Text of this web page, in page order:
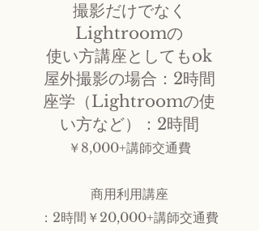
​撮影だけでなく
Lightroomの
使い方講座としてもok
​屋外撮影の場合：2時間
座学（Lightroomの使
い方など）
：2時間
￥8,000+講師交通費
商用利用講座
：2時間￥20,000+講師交通費